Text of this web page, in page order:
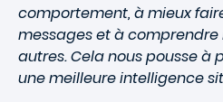
comportement, à mieux
messages et à comprendre
autres. Cela nous pousse à
une meilleure intelligence